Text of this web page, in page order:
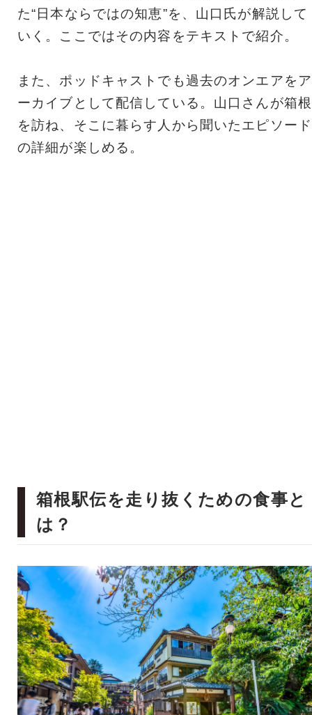
た“日本ならではの知恵”を、山口氏が解説して
いく。ここではその内容をテキストで紹介。
また、ポッドキャストでも過去のオンエアをア
ーカイブとして配信している。山口さんが箱根
を訪ね、そこに暮らす人から聞いたエピソード
の詳細が楽しめる。
箱根駅伝を走り抜くための食事と
は？